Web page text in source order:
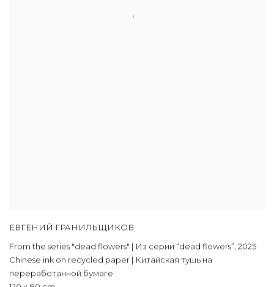
ЕВГЕНИЙ ГРАНИЛЬЩИКОВ
From the series "dead flowers" | Из серии “dead flowers”, 2025
Chinese ink on recycled paper | Китайская тушь на
переработанной бумаге